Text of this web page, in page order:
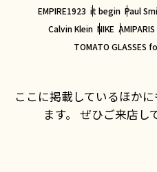
EMPIRE1923 it begin Paul
Calvin Klein NIKE AMIPARIS
TOMATO GLASSES
ここに掲載しているほか
ます。 ぜひご来店し